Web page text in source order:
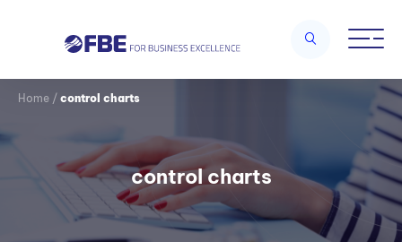
control charts
Home / control charts